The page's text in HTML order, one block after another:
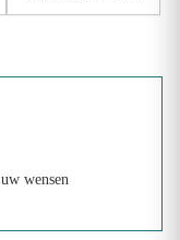
wensen